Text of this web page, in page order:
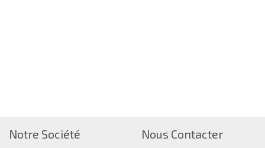
Notre Société Nous Contacter